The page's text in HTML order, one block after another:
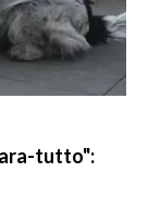
tutto":